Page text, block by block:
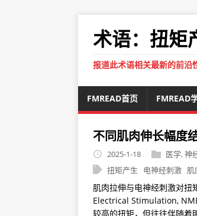
术语：扭矩
报道此术语相关最新的前沿
FMREAD首页 FMREAD
不同肌肉伸长幅度
2025-1-18 医学,神
扭矩产生
电神经刺激 肌
肌肉拉伸与电神经刺激对
Electrical Stimulation,
较高的扭矩，但往往伴随着